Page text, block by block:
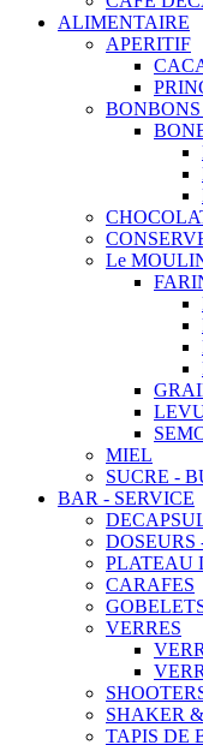
ALIMENTAIRE
APERITIF
Le
MIEL
SUCRE -
BAR - SERVICE
DOSEURS
PLATEAU
CARAFES
VERRES
SHAKER
TAPIS DE